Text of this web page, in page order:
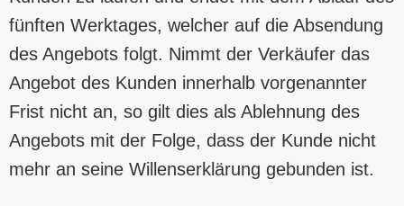
fünften Werktages, welcher auf die Absendung
des Angebots folgt. Nimmt der Verkäufer das
Angebot des Kunden innerhalb vorgenannter
Frist nicht an, so gilt dies als Ablehnung des
Angebots mit der Folge, dass der Kunde nicht
mehr an seine Willenserklärung gebunden ist.